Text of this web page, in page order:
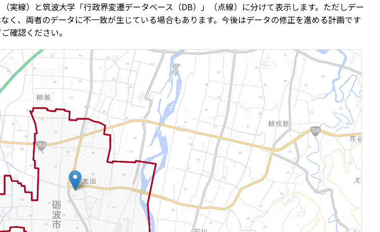
実線）と筑波大学「行政界変遷データベース（DB）」（点線）に分けて表示します。ただしデー
、両者のデータに不一致が生じている場合もあります。今後はデータの修正を進める計画です
確認ください。